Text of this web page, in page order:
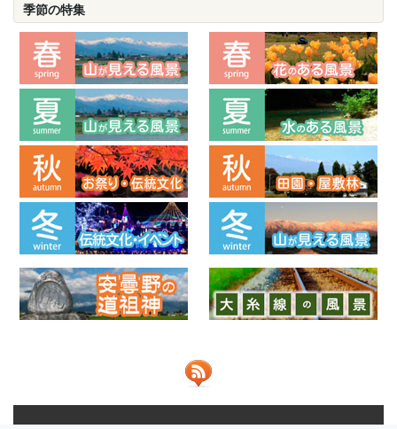
季節の特集